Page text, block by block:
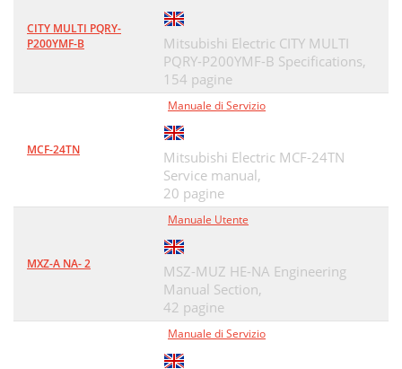
CITY MULTI PQRY-
P200YMF-B
Mitsubishi Electric CITY MULTI
PQRY-P200YMF-B Specifications,
154 pagine
MCF-24TN
Manuale di Servizio
Mitsubishi Electric MCF-24TN
Service manual,
20 pagine
MXZ-A NA- 2
Manuale Utente
MSZ-MUZ HE-NA Engineering
Manual Section,
42 pagine
Manuale di Servizio